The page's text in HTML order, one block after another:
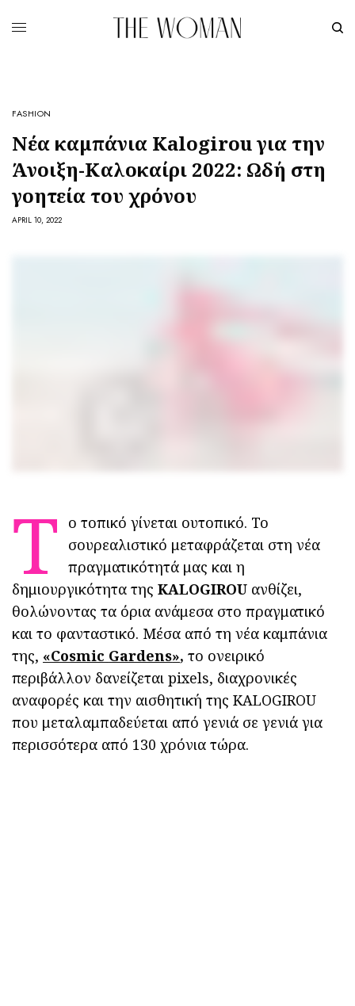
FASHION
Νέα καμπάνια Kalogirou για την
Άνοιξη-Καλοκαίρι 2022: Ωδή στη
γοητεία του χρόνου
APRIL 10, 2022
Τ
ο τοπικό γίνεται ουτοπικό. Το
σουρεαλιστικό μεταφράζεται στη νέα
πραγματικότητά μας και η
δημιουργικότητα τηςKALOGIROU ανθίζει,
θολώνοντας τα όρια ανάμεσα στο πραγματικό
και το φανταστικό. Μέσα από τη νέα καμπάνια
της, «Cosmic Gardens», το ονειρικό
περιβάλλον δανείζεται pixels, διαχρονικές
αναφορές και την αισθητική της KALOGIROU
που μεταλαμπαδεύεται από γενιά σε γενιά για
περισσότερα από 130 χρόνια τώρα.